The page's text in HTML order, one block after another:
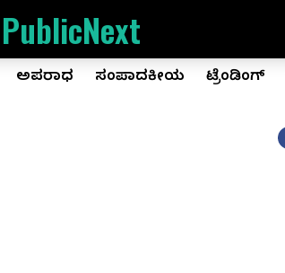
PublicNext
ಅಪರಾಧ ಸಂಪಾದಕೀಯ ಟ್ರೆಂಡಿಂಗ್